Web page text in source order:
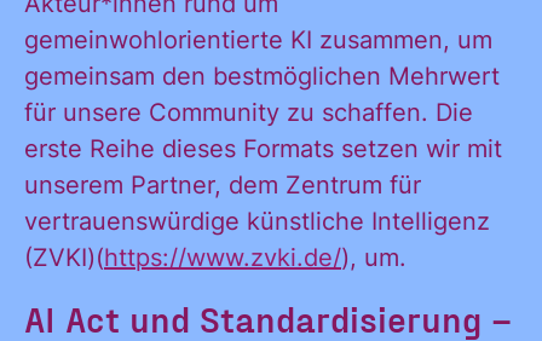
gemeinwohlorientierte KI zusammen, um
gemeinsam den bestmöglichen Mehrwert
für unsere Community zu schaffen. Die
erste Reihe dieses Formats setzen wir mit
unserem Partner, dem Zentrum für
vertrauenswürdige künstliche Intelligenz
(ZVKI)(https://www.zvki.de/), um.
AI Act und Standardisierung –